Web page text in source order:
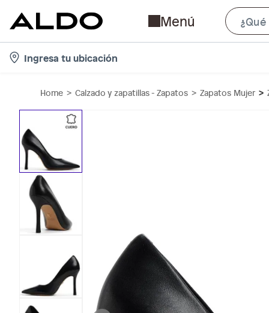
Menú
Ingresa tu ubicación
Home Calzado y zapatillas - Zapatos Zapatos Mujer